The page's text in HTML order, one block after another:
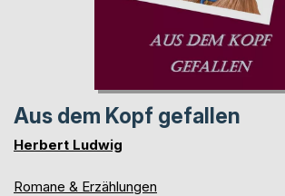
Aus dem Kopf gefallen
Herbert Ludwig
Romane & Erzählungen